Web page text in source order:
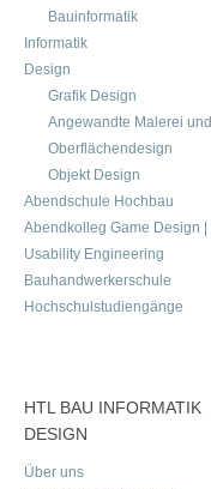
Bauinformatik
Informatik
Design
Grafik Design
Angewandte Malerei und
Oberflächendesign
Objekt Design
Abendschule Hochbau
Abendkolleg Game Design |
Usability Engineering
Bauhandwerkerschule
Hochschulstudiengänge
HTL BAU INFORMATIK
DESIGN
Über uns